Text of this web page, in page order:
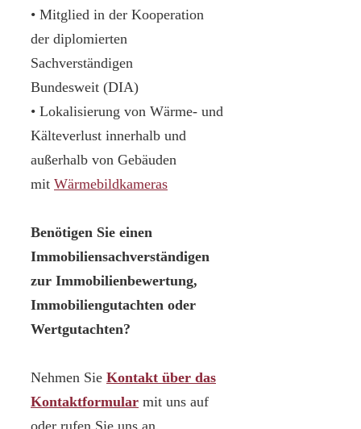
• Mitglied in der Kooperation
der diplomierten
Sachverständigen
Bundesweit (DIA)
• Lokalisierung von Wärme- und
Kälteverlust innerhalb und
außerhalb von Gebäuden
mit Wärmebildkameras
Benötigen Sie einen
Immobiliensachverständigen
zur Immobilienbewertung,
Immobiliengutachten oder
Wertgutachten?
Nehmen Sie Kontakt über das
Kontaktformular mit uns auf